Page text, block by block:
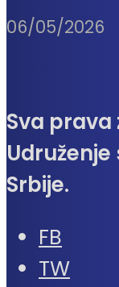
06/05/2026
Sva prava
Srbije.
FB
TW